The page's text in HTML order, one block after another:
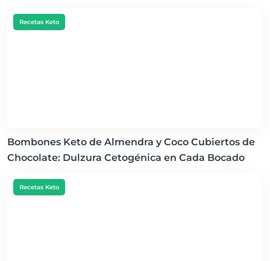
Recetas Keto
Bombones Keto de Almendra y Coco Cubiertos de
Chocolate: Dulzura Cetogénica en Cada Bocado
Recetas Keto